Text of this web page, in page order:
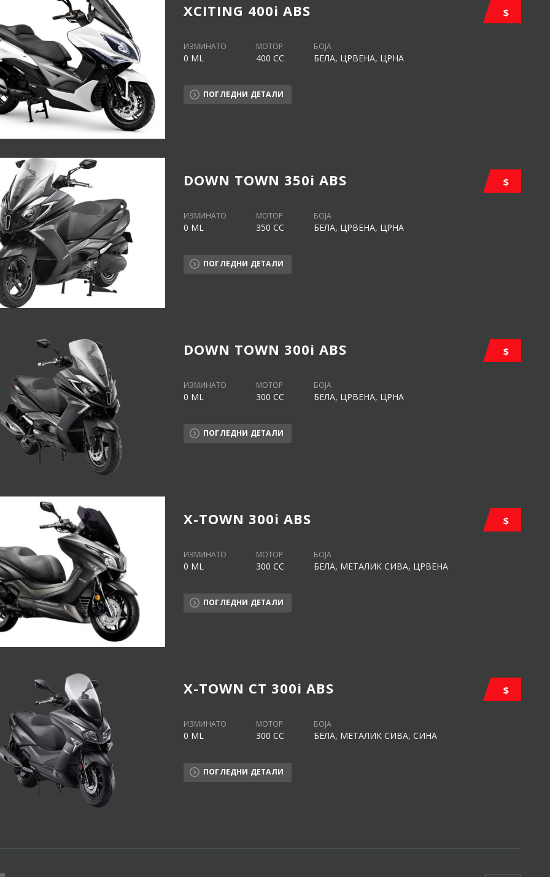
$
XCITING 400i ABS
ИЗМИНАТО
0 ML
МОТОР
400 CC
БОЈА
БЕЛА, ЦРВЕНА, ЦРНА
ПОГЛЕДНИ ДЕТАЛИ
$
DOWN TOWN 350i ABS
ИЗМИНАТО
0 ML
МОТОР
350 CC
БОЈА
БЕЛА, ЦРВЕНА, ЦРНА
ПОГЛЕДНИ ДЕТАЛИ
$
DOWN TOWN 300i ABS
ИЗМИНАТО
0 ML
МОТОР
300 CC
БОЈА
БЕЛА, ЦРВЕНА, ЦРНА
ПОГЛЕДНИ ДЕТАЛИ
$
X-TOWN 300i ABS
ИЗМИНАТО
0 ML
МОТОР
300 CC
БОЈА
БЕЛА, МЕТАЛИК СИВА, ЦРВЕНА
ПОГЛЕДНИ ДЕТАЛИ
$
X-TOWN CT 300i ABS
ИЗМИНАТО
0 ML
МОТОР
300 CC
БОЈА
БЕЛА, МЕТАЛИК СИВА, СИНА
ПОГЛЕДНИ ДЕТАЛИ